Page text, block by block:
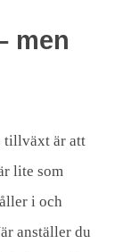
men
tillväxt är att
lite som
i och
anställer du